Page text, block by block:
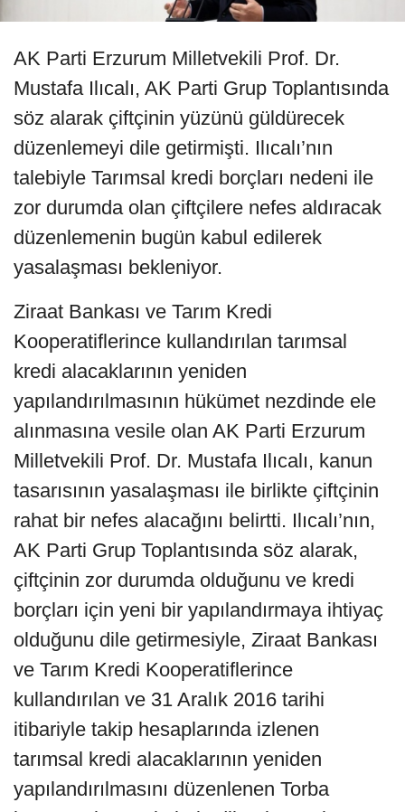
AK Parti Erzurum Milletvekili Prof. Dr.
Mustafa Ilıcalı, AK Parti Grup Toplantısında
söz alarak çiftçinin yüzünü güldürecek
düzenlemeyi dile getirmişti. Ilıcalı’nın
talebiyle Tarımsal kredi borçları nedeni ile
zor durumda olan çiftçilere nefes aldıracak
düzenlemenin bugün kabul edilerek
yasalaşması bekleniyor.
Ziraat Bankası ve Tarım Kredi
Kooperatiflerince kullandırılan tarımsal
kredi alacaklarının yeniden
yapılandırılmasının hükümet nezdinde ele
alınmasına vesile olan AK Parti Erzurum
Milletvekili Prof. Dr. Mustafa Ilıcalı, kanun
tasarısının yasalaşması ile birlikte çiftçinin
rahat bir nefes alacağını belirtti. Ilıcalı’nın,
AK Parti Grup Toplantısında söz alarak,
çiftçinin zor durumda olduğunu ve kredi
borçları için yeni bir yapılandırmaya ihtiyaç
olduğunu dile getirmesiyle, Ziraat Bankası
ve Tarım Kredi Kooperatiflerince
kullandırılan ve 31 Aralık 2016 tarihi
itibariyle takip hesaplarında izlenen
tarımsal kredi alacaklarının yeniden
yapılandırılmasını düzenlenen Torba